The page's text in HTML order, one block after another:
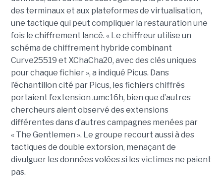
des terminaux et aux plateformes de virtualisation,
une tactique qui peut compliquer la restauration une
fois le chiffrement lancé. « Le chiffreur utilise un
schéma de chiffrement hybride combinant
Curve25519 et XChaCha20, avec des clés uniques
pour chaque fichier », a indiqué Picus. Dans
l’échantillon cité par Picus, les fichiers chiffrés
portaient l’extension .umc16h, bien que d’autres
chercheurs aient observé des extensions
différentes dans d’autres campagnes menées par
« The Gentlemen ». Le groupe recourt aussi à des
tactiques de double extorsion, menaçant de
divulguer les données volées si les victimes ne paient
pas.